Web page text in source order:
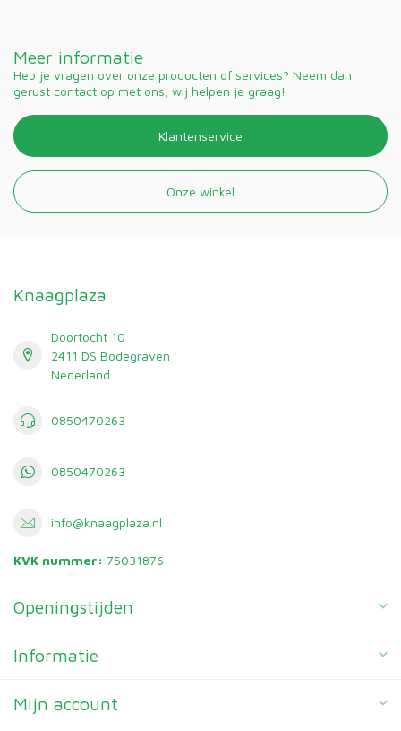
Meer informatie
Heb je vragen over onze producten of services? Neem dan
gerust contact op met ons, wij helpen je graag!
Klantenservice
Onze winkel
Knaagplaza
Doortocht 10
2411 DS Bodegraven
Nederland
0850470263
0850470263
info@knaagplaza.nl
KVK nummer: 75031876
Openingstijden
Informatie
Mijn account